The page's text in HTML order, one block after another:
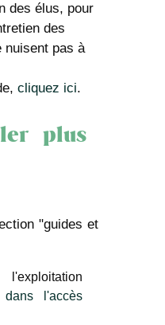
des élus, pour
des
nuisent pas à
cliquez ici.
plus
"guides et
l'accès